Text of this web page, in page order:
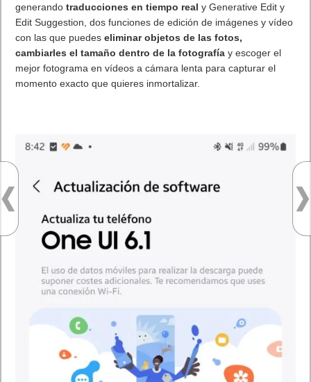
generandotraducciones en tiempo real y Generative Edit y
Edit Suggestion, dos funciones de edición de imágenes y vídeo
con las que puedeseliminar objetos de las fotos,
cambiarles el tamaño dentro de la fotografía y escoger el
mejor fotograma en vídeos a cámara lenta para capturar el
momento exacto que quieres inmortalizar.